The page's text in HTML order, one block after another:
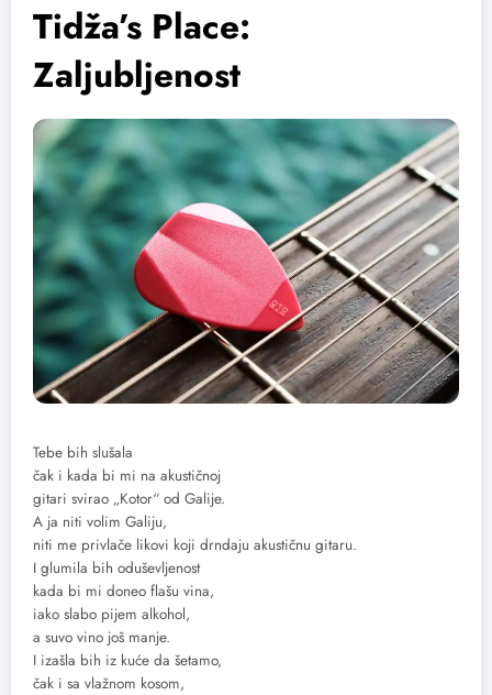
Tidža’s Place:
Zaljubljenost
Tebe bih slušala
čak i kada bi mi na akustičnoj
gitari svirao „Kotor“ od Galije.
A ja niti volim Galiju,
niti me privlače likovi koji drndaju akustičnu gitaru.
I glumila bih oduševljenost
kada bi mi doneo flašu vina,
iako slabo pijem alkohol,
a suvo vino još manje.
I izašla bih iz kuće da šetamo,
čak i sa vlažnom kosom,